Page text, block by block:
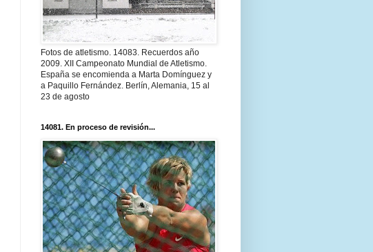
Fotos de atletismo. 14083. Recuerdos año
2009. XII Campeonato Mundial de Atletismo.
España se encomienda a Marta Domínguez y
a Paquillo Fernández. Berlín, Alemania, 15 al
23 de agosto
14081. En proceso de revisión...